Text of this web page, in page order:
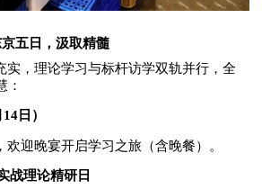
五日，汲取精髓
实，理论学习与标杆访学双轨并行，全
：
日）
欢迎晚宴开启学习之旅（含晚餐）。
战理论精研日